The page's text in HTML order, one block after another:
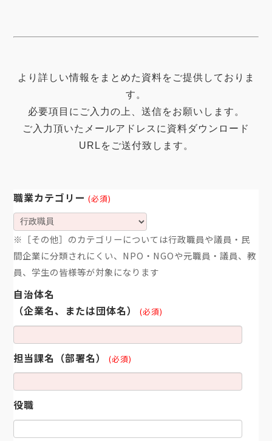
より詳しい情報をまとめた資料をご提供しておりま
す。
必要項目にご入力の上、送信をお願いします。
ご入力頂いたメールアドレスに資料ダウンロード
URLをご送付致します。
職業カテゴリー (必須)
※［その他］のカテゴリーについては行政職員や議員・民
間企業に分類されにくい、NPO・NGOや元職員・議員、教
員、学生の皆様等が対象になります
自治体名
（企業名、または団体名）
(必須)
担当課名（部署名） (必須)
役職